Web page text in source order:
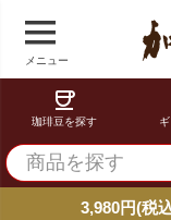
メニュー
coffee
珈琲豆を探す
3,980円(税